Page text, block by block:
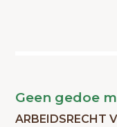
Geen gedoe
ARBEIDSRECHT